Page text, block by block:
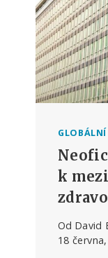
k
Od David
18